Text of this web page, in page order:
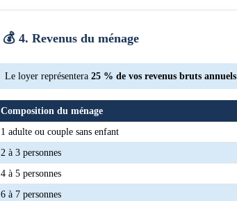
💰4. Revenus du ménage
Le loyer représentera25 % de vos revenus bruts annuels
Composition du ménage
1 adulte ou couple sans enfant
2 à 3 personnes
4 à 5 personnes
6 à 7 personnes